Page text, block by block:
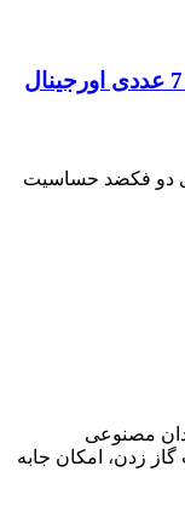
نوار سفید کننده دندان 3D WHIT پک 7 عددی اورجینال
عددیمناسب برای دو فکضد حساسیت
مصنوعی
زدن، امکان جابه